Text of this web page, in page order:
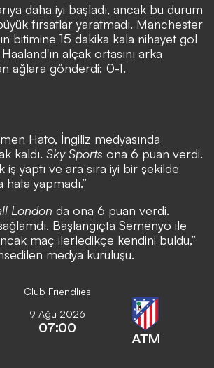
daha iyi başladı, ancak bu durum
fırsatlar yaratmadı. Manchester
bitimine 15 dakika kala nihayet gol
alçak ortasını arka
ağlara gönderdi: 0-1.
Hato, İngiliz medyasında
kaldı. Sky Sports ona 6 puan verdi.
iş yaptı ve ara sıra iyi bir şekilde
hata yapmadı.”
London da ona 6 puan verdi.
Başlangıçta Semenyo ile
maç ilerledikçe kendini buldu,”
medya kuruluşu.
Club Friendlies
9 Ağu 2026
07:00
ATM